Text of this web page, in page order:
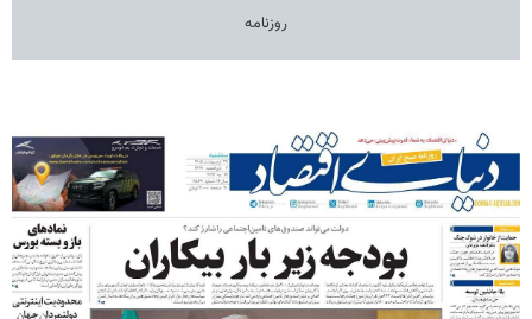
روزنامه